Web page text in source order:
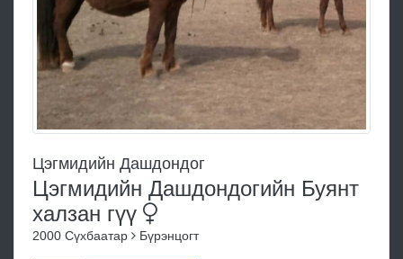
Цэгмидийн Дашдондог
Цэгмидийн Дашдондогийн Буянт
халзан гүү
2000 Сүхбаатар Бүрэнцогт